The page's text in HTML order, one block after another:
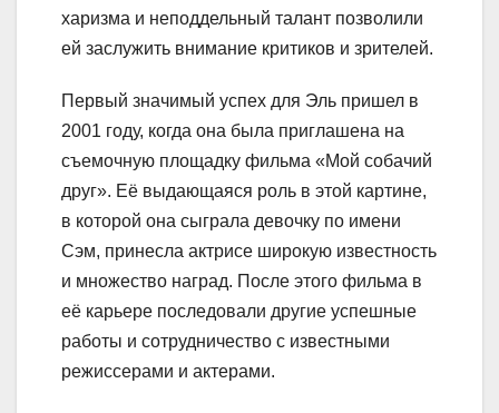
харизма и неподдельный талант позволили
ей заслужить внимание критиков и зрителей.
Первый значимый успех для Эль пришел в
2001 году, когда она была приглашена на
съемочную площадку фильма «Мой собачий
друг». Её выдающаяся роль в этой картине,
в которой она сыграла девочку по имени
Сэм, принесла актрисе широкую известность
и множество наград. После этого фильма в
её карьере последовали другие успешные
работы и сотрудничество с известными
режиссерами и актерами.